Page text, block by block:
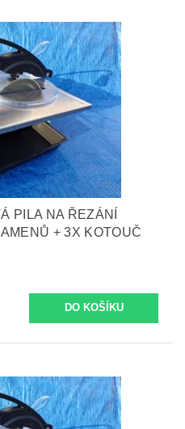
PILA NA ŘEZÁNÍ
+ 3X KOTOUČ